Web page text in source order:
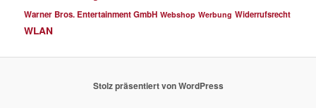
Warner Bros. Entertainment GmbH Webshop Werbung Widerrufsrecht
WLAN
Stolz präsentiert von WordPress